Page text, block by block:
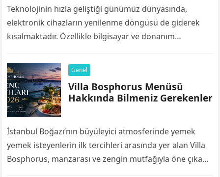
Teknolojinin hızla geliştiği günümüz dünyasında,
elektronik cihazların yenilenme döngüsü de giderek
kısalmaktadır. Özellikle bilgisayar ve donanım
sistem gereksinimleri nedeniyle birkaç yıl…
Genel
Villa Bosphorus Menüsü
Hakkında Bilmeniz Gerekenler
İstanbul Boğazı’nın büyüleyici atmosferinde yemek
yemek isteyenlerin ilk tercihleri arasında yer alan Villa
Bosphorus, manzarası ve zengin mutfağıyla öne çıkan